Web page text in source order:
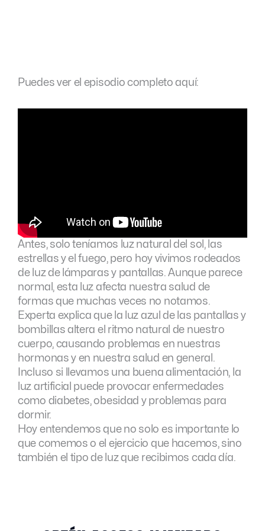
Puedes ver el episodio completo aquí:
Antes, solo teníamos luz natural del sol, las
estrellas y el fuego, pero hoy vivimos rodeados
de luz de lámparas y pantallas. Aunque parece
normal, esta luz afecta nuestra salud de
formas que muchas veces no notamos.
Experta explica que la luz azul de las pantallas y
bombillas altera el ritmo natural de nuestro
cuerpo, causando problemas en nuestras
hormonas y en nuestra salud en general.
Incluso si llevamos una buena alimentación, la
luz artificial puede provocar enfermedades
como diabetes, obesidad y problemas para
dormir.
Hoy entendemos que no solo es importante lo
que comemos o el ejercicio que hacemos, sino
también el tipo de luz que recibimos cada día.